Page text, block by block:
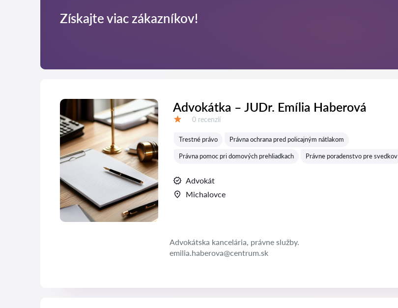
Získajte viac zákazníkov!
Advokátka – JUDr. Emília Haberová
Recenzií:
0 recenzií
Trestné právo Právna ochrana pred policajným nátlakom
Právna pomoc pri domových prehliadkach Právne poradenstvo pre svedkov
Advokát
Michalovce
Advokátska kancelária, právne služby.
emilia.haberova@centrum.sk